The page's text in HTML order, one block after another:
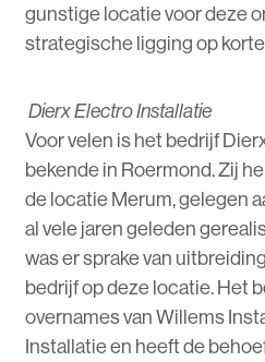
gunstige locatie voor deze
strategische ligging op
Dierx Electro Installatie
Voor velen is het bedrijf
bekende in Roermond. Zij
de locatie Merum, gelegen
al vele jaren geleden
was er sprake van
bedrijf op deze locatie. Het
overnames van Willems
Installatie en heeft de